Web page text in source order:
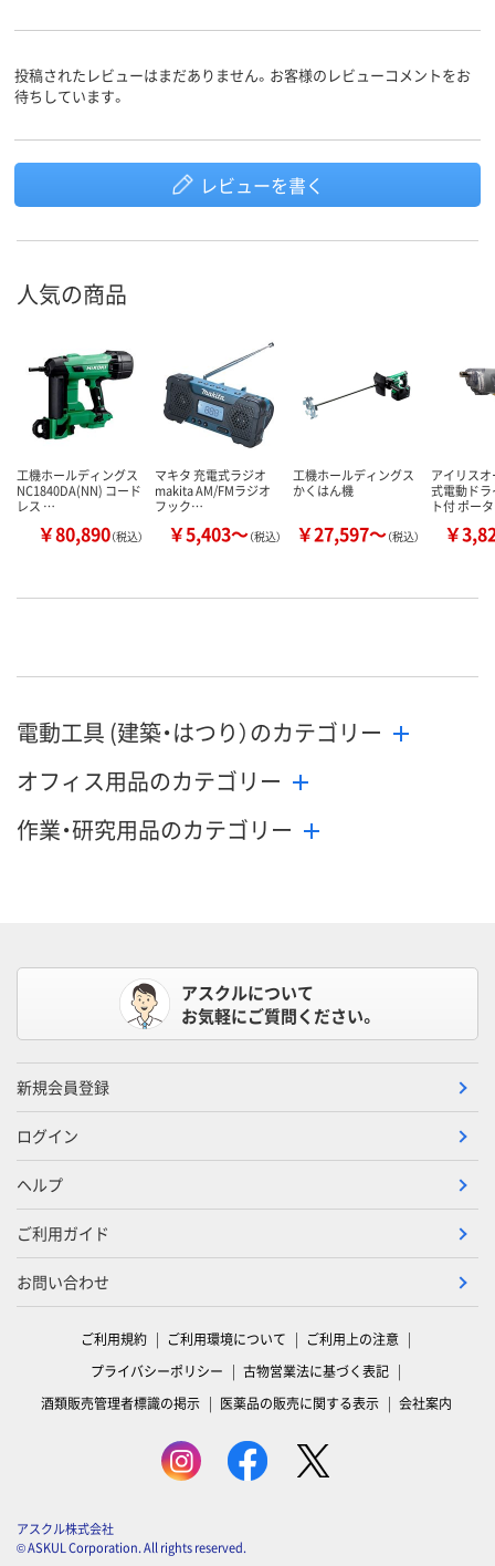
投稿されたレビューはまだありません。お客様のレビューコメントをお
待ちしています。
レビューを書く
人気の商品
工機ホールディングス
NC1840DA(NN) コード
レス …
￥80,890（税込）
マキタ 充電式ラジオ
makita AM/FMラジオ
フック…
￥5,403～（税込）
工機ホールディングス
かくはん機
￥27,597～（税込）
アイリス
式電動ド
ト付 ポー
￥
電動工具 (建築・はつり）のカテゴリー
オフィス用品のカテゴリー
作業・研究用品のカテゴリー
アスクルについて
お気軽にご質問ください。
新規会員登録
ログイン
ヘルプ
ご利用ガイド
お問い合わせ
ご利用規約 ご利用環境について
ご利用上の注意
プライバシーポリシー
古物営業法に基づく表記
酒類販売管理者標識の掲示
医薬品の販売に関する表示 会社案内
アスクル株式会社
© ASKUL Corporation. All rights reserved.